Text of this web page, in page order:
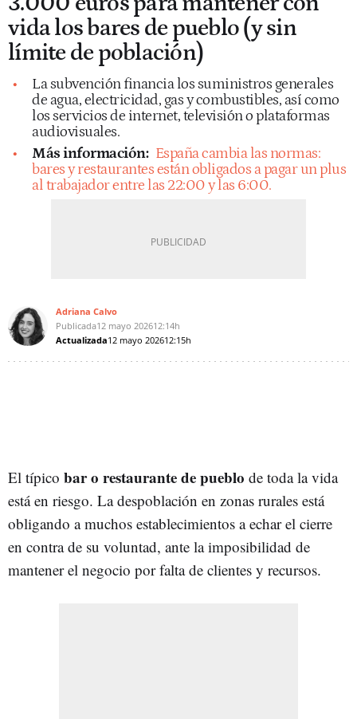
vida los bares de pueblo (y sin
límite de población)
La subvención financia los suministros generales
de agua, electricidad, gas y combustibles, así como
los servicios de internet, televisión o plataformas
audiovisuales.
Más información: España cambia las normas:
bares y restaurantes están obligados a pagar un plus
al trabajador entre las 22:00 y las 6:00.
Adriana Calvo
Publicada12 mayo 202612:14h
Actualizada12 mayo 202612:15h
El típico bar o restaurante de pueblo de toda la vida
está en riesgo. La despoblación en zonas rurales está
obligando a muchos establecimientos a echar el cierre
en contra de su voluntad, ante la imposibilidad de
mantener el negocio por falta de clientes y recursos.